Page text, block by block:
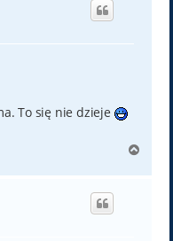
To się nie dzieje
g